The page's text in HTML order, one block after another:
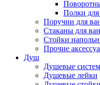
Полки для
Поручни для
Стаканы для
Стойки
Прочие
Душ
Душевые
Душевые лейки